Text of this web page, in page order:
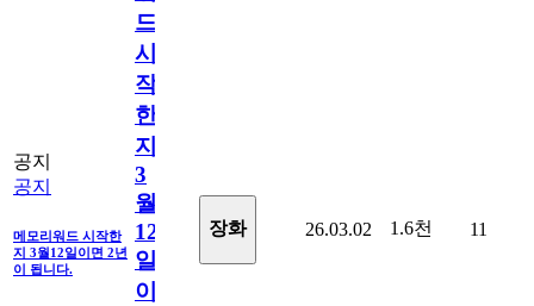
공지
공지
메모리워드 시작한
지 3월12일이면 2년
이 됩니다.
드
시
작
한
지
3
월
12
일
이
장화 26.03.02 1.6천 11